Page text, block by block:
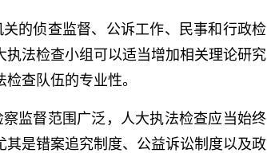
关的侦查监督、公诉工作、民事和行政检
法检查小组可以适当增加相关理论研究
查队伍的专业性。
察监督范围广泛，人大执法检查应当始终
是错案追究制度、公益诉讼制度以及政